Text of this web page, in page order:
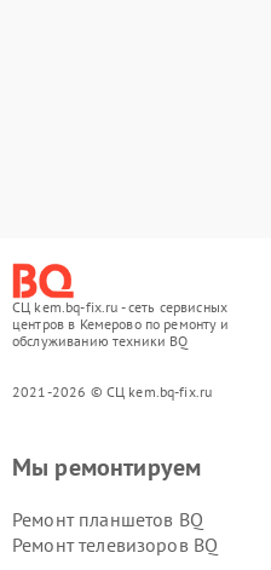
СЦ kem.bq-fix.ru - сеть сервисных
центров в Кемерово по ремонту и
обслуживанию техники BQ
2021-2026 © СЦ kem.bq-fix.ru
Мы ремонтируем
Ремонт планшетов BQ
Ремонт телевизоров BQ